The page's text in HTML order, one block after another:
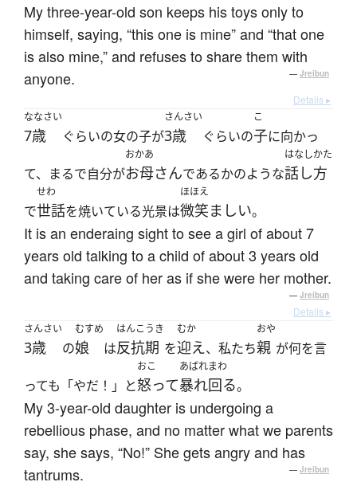
My three-year-old son keeps his toys only to
himself, saying, “this one is mine” and “that one
is also mine,” and refuses to share them with
anyone.
— Jreibun
Details ▸
ななさい
7歳 ぐらいの女の子が
さんさい
3歳 ぐらいの
こ
子に向かっ
て、まるで自分が
おかあ
お母さんであるかのような
はなしかた
話し方
で
せわ
世話を焼いている光景は
ほほえ
微笑ましい。
It is an enderaing sight to see a girl of about 7
years old talking to a child of about 3 years old
and taking care of her as if she were her mother.
— Jreibun
Details ▸
さんさい
3歳 の
むすめ
娘 は
はんこうき
反抗期 を
むか
迎え、私たち
おや
親 が何を言
っても「やだ！」と
おこ
怒って
あばれまわ
暴れ回る。
My 3-year-old daughter is undergoing a
rebellious phase, and no matter what we parents
say, she says, “No!” She gets angry and has
tantrums.
— Jreibun